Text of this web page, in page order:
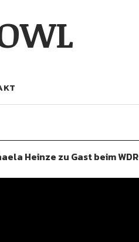
Heinze zu Gast beim WDR